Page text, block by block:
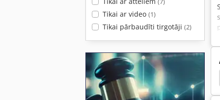
(7)
Tikai ar video (1)
Tikai pārbaudīti tirgotāji (2)
Vermeer Rt 650 Vermeer Sc 252